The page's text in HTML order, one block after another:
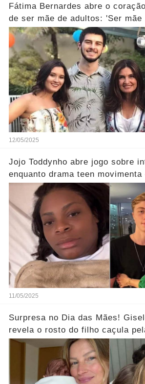
Fátima Bernardes abre o
de ser mãe de adultos: 'Ser mãe
ser…' Ver Mais
12/05/2025
Jojo Toddynho abre jogo sobre
enquanto drama teen movimenta
Angélica… Ver Mais
11/05/2025
Surpresa no Dia das Mães!
revela o rosto do filho caçula
e deixa seguidores curiosos...